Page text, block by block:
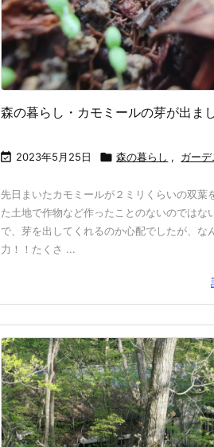
森の暮らし・カモミールの芽が出ま
 2023年5月25日  森の暮らし , ガー
先日まいたカモミールが２ミリくらいの双葉
た土地で作物など作ったことのないのではな
で、芽を出してくれるのか心配でしたが、な
力！！たくさ ...